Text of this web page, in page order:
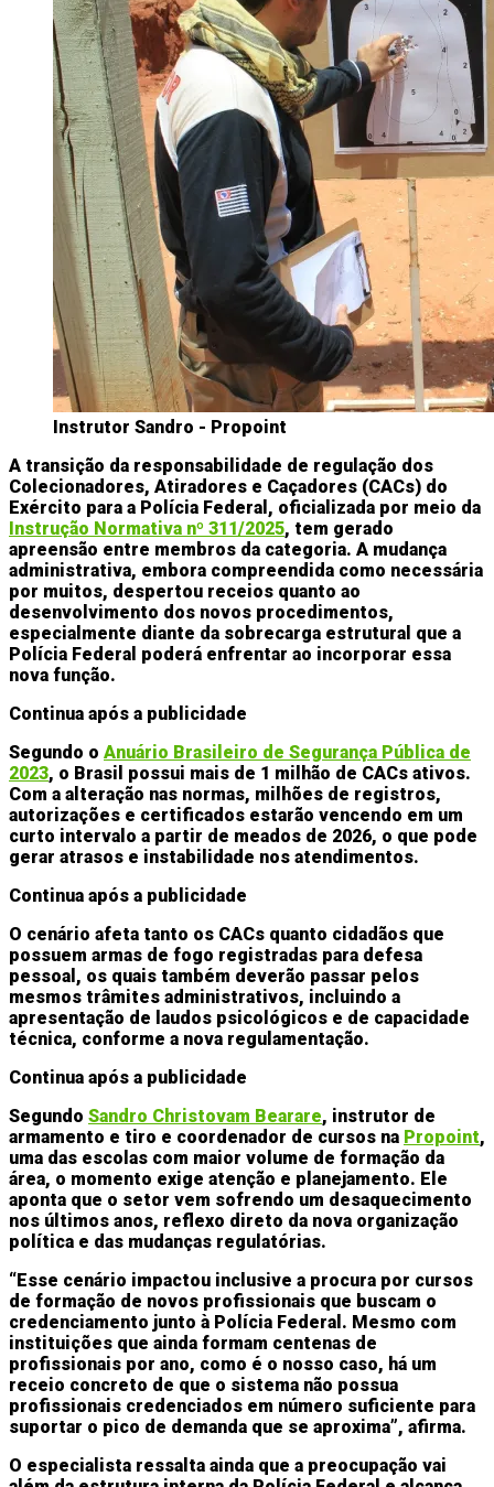
Instrutor Sandro - Propoint
A transição da responsabilidade de regulação dos
Colecionadores, Atiradores e Caçadores (CACs) do
Exército para a Polícia Federal, oficializada por meio da
Instrução Normativa nº 311/2025, tem gerado
apreensão entre membros da categoria. A mudança
administrativa, embora compreendida como necessária
por muitos, despertou receios quanto ao
desenvolvimento dos novos procedimentos,
especialmente diante da sobrecarga estrutural que a
Polícia Federal poderá enfrentar ao incorporar essa
nova função.
Continua após a publicidade
Segundo o Anuário Brasileiro de Segurança Pública de
2023, o Brasil possui mais de 1 milhão de CACs ativos.
Com a alteração nas normas, milhões de registros,
autorizações e certificados estarão vencendo em um
curto intervalo a partir de meados de 2026, o que pode
gerar atrasos e instabilidade nos atendimentos.
Continua após a publicidade
O cenário afeta tanto os CACs quanto cidadãos que
possuem armas de fogo registradas para defesa
pessoal, os quais também deverão passar pelos
mesmos trâmites administrativos, incluindo a
apresentação de laudos psicológicos e de capacidade
técnica, conforme a nova regulamentação.
Continua após a publicidade
Segundo Sandro Christovam Bearare, instrutor de
armamento e tiro e coordenador de cursos na Propoint,
uma das escolas com maior volume de formação da
área, o momento exige atenção e planejamento. Ele
aponta que o setor vem sofrendo um desaquecimento
nos últimos anos, reflexo direto da nova organização
política e das mudanças regulatórias.
“Esse cenário impactou inclusive a procura por cursos
de formação de novos profissionais que buscam o
credenciamento junto à Polícia Federal. Mesmo com
instituições que ainda formam centenas de
profissionais por ano, como é o nosso caso, há um
receio concreto de que o sistema não possua
profissionais credenciados em número suficiente para
suportar o pico de demanda que se aproxima”, afirma.
O especialista ressalta ainda que a preocupação vai